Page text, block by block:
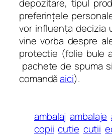
depozitare, tipul
preferinţele
vor influenţa decizia
vine vorba despre
protectie (folie bule
pachete de spuma
comandăaici).
ambalaj ambalaje
copii cutie cutii